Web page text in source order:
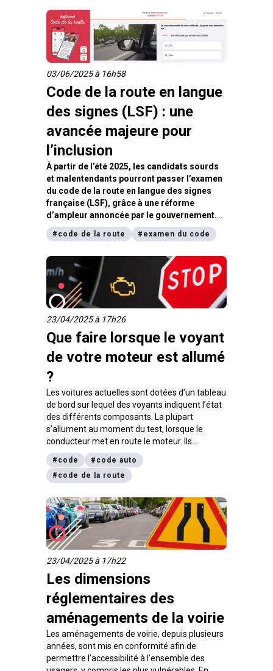
conséquences juridiques et nos conseils
pour réussir votre code de la route en toute
légalité, avec des ressources fiables et
accessibles sur digischool.fr.
03/06/2025 à 16h58
Code de la route en langue
des signes (LSF) : une
avancée majeure pour
l’inclusion
À partir de l’été 2025, les candidats sourds
et malentendants pourront passer l’examen
du code de la route en langue des signes
française (LSF), grâce à une réforme
d’ampleur annoncée par le gouvernement.
Une mesure attendue de longue date, qui
marque un tournant en matière
# code de la route # examen du code
23/04/2025 à 17h26
Que faire lorsque le voyant
de votre moteur est allumé
?
Les voitures actuelles sont dotées d’un tableau
de bord sur lequel des voyants indiquent l’état
des différents composants. La plupart
s’allument au moment du test, lorsque le
conducteur met en route le moteur. Ils
s’éteignent lorsque tout est en ordre, à
l’exception des voyants de feux, qui s’allument
lorsque vous mettez en marche l’éclairage
de voyants : pour l’alarme, pour l’alerte et pour
les feux. On trouve en particulier le voyant
moteur. Mais alors que faire lorsque le voyant
de votre moteur est allumé… en orange ou en
rouge ?
# code # code auto
# code de la route
23/04/2025 à 17h22
Les dimensions
réglementaires des
aménagements de la voirie
Les aménagements de voirie, depuis plusieurs
années, sont mis en conformité afin de
permettre l’accessibilité à l’ensemble des